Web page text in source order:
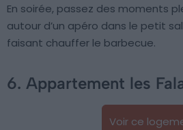
En soirée, passez des moments
autour d’un apéro dans le petit
faisant chauffer le barbecue.
6. Appartement les
Voir ce